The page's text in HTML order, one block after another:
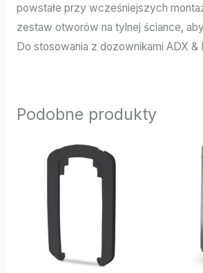
powstałe przy wcześniejszych
zestaw otworów na tylnej ściance,
Do stosowania z dozownikami ADX &
Podobne produkty